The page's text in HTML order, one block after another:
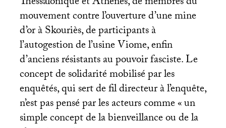
mouvement contre l’ouverture d’une mine
d’or à Skouriès, de participants à
l’autogestion de l’usine Viome, enfin
d’anciens résistants au pouvoir fasciste. Le
concept de solidarité mobilisé par les
enquêtés, qui sert de fil directeur à l’enquête,
n’est pas pensé par les acteurs comme «un
simple concept de la bienveillance ou de la